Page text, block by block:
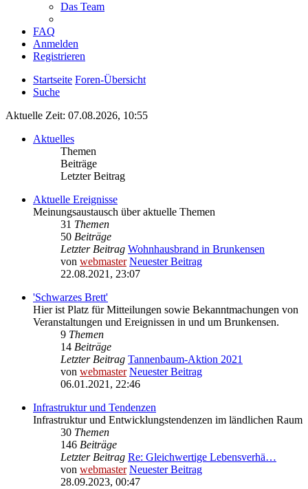
Das Team
FAQ
Anmelden
Registrieren
Startseite Foren-Übersicht
Suche
Aktuelle Zeit: 07.08.2026, 10:55
Aktuelles
Themen
Beiträge
Letzter Beitrag
Aktuelle Ereignisse
Meinungsaustausch über aktuelle Themen
31 Themen
50 Beiträge
Letzter Beitrag Wohnhausbrand in Brunkensen
von webmaster Neuester Beitrag
22.08.2021, 23:07
'Schwarzes Brett'
Hier ist Platz für Mitteilungen sowie Bekanntmachungen von
Veranstaltungen und Ereignissen in und um Brunkensen.
9 Themen
14 Beiträge
Letzter Beitrag Tannenbaum-Aktion 2021
von webmaster Neuester Beitrag
06.01.2021, 22:46
Infrastruktur und Tendenzen
Infrastruktur und Entwicklungstendenzen im ländlichen Raum
30 Themen
146 Beiträge
Letzter Beitrag Re: Gleichwertige Lebensverhä…
von webmaster Neuester Beitrag
28.09.2023, 00:47